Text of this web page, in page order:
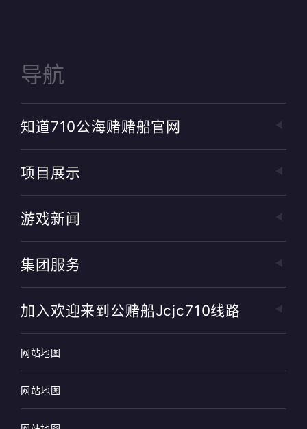
导航
知道710公海赌赌船官网
项目展示
游戏新闻
集团服务
加入欢迎来到公赌船jcjc710线路
网站地图
网站地图